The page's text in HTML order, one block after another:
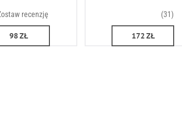
recenzję
98 ZŁ
(31)
172 ZŁ